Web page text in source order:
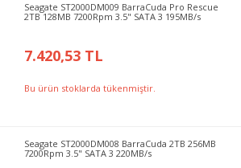
Seagate ST2000DM009 BarraCuda Pro Rescue
2TB 128MB 7200Rpm 3.5" SATA 3 195MB/s
7.420,53 TL
Bu ürün stoklarda tükenmiştir.
Seagate ST2000DM008 BarraCuda 2TB 256MB
7200Rpm 3.5" SATA 3 220MB/s